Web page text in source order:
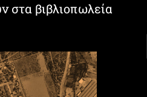
στα βιβλιοπωλεία